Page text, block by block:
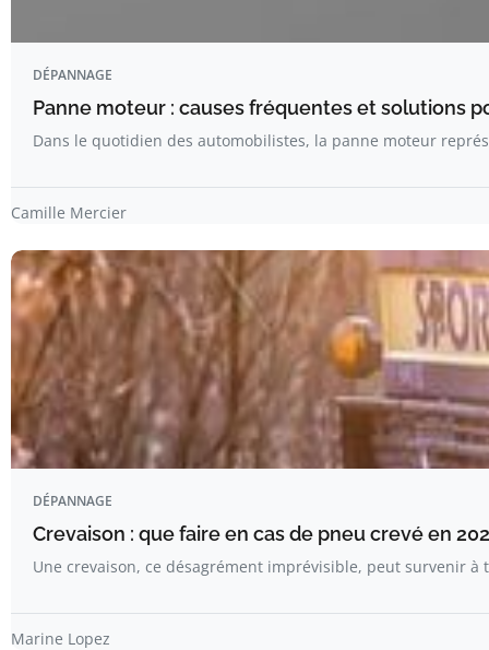
DÉPANNAGE
Panne moteur : causes fréquentes et solutions
Dans le quotidien des automobilistes, la panne moteur
Camille Mercier
DÉPANNAGE
Crevaison : que faire en cas de pneu crevé en
Une crevaison, ce désagrément imprévisible, peut survenir
Marine Lopez